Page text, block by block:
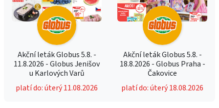
Akční leták Globus 5.8. -
11.8.2026 - Globus Jenišov
u Karlových Varů
platí do: úterý 11.08.2026
Akční leták Globus 5.8. -
18.8.2026 - Globus Praha -
Čakovice
platí do: úterý 18.08.2026